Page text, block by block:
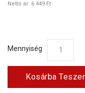
Nettó ár: 6 449 Ft
Mennyiség
Kosárba